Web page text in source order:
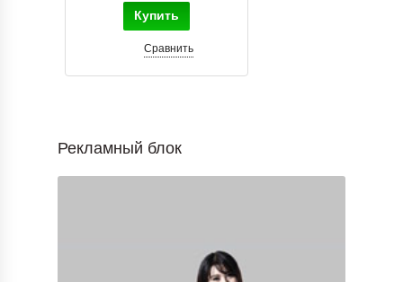
Купить
Сравнить
Рекламный блок